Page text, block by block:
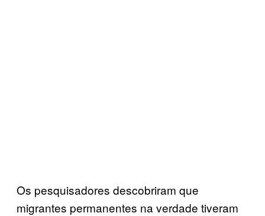
Os pesquisadores descobriram que
migrantes permanentes na verdade tiveram